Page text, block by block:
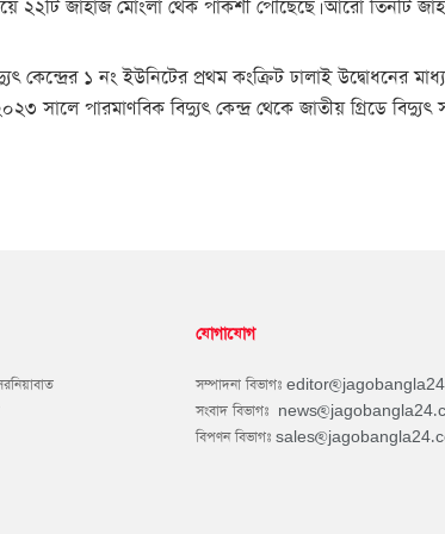
২২টি জাহাজ মোংলা থেক পাকশী পৌঁছেছে। আরো তিনটি
১ নং ইউনিটের প্রথম কংক্রিট ঢালাই উদ্বোধনের
সালে পারমাণবিক বিদ্যুৎ কেন্দ্র থেকে জাতীয় গ্রিডে
যোগাযোগ
সম্পাদনা বিভাগঃ
সংবাদ বিভাগঃ
বিপণন বিভাগঃ